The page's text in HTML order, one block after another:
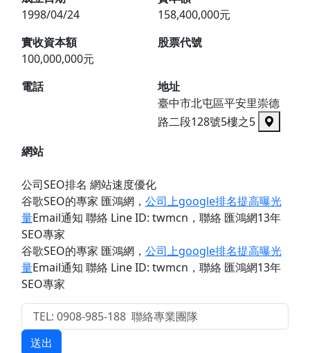
1998/04/24
158,400,000元
實收資本額
100,000,000元
股票代號
電話
地址
臺中市北屯區平安里崇德
路二段128號5樓之5
網站
公司SEO排名 網站速度優化
谷歌SEO的專家 匯鴻網 ， 公司上google排名提高曝光
量Email通知 聯絡 Line ID: twmcn ，聯絡 匯鴻網13年
SEO專家
谷歌SEO的專家 匯鴻網 ， 公司上google排名提高曝光
量Email通知 聯絡 Line ID: twmcn ，聯絡 匯鴻網13年
SEO專家
送出